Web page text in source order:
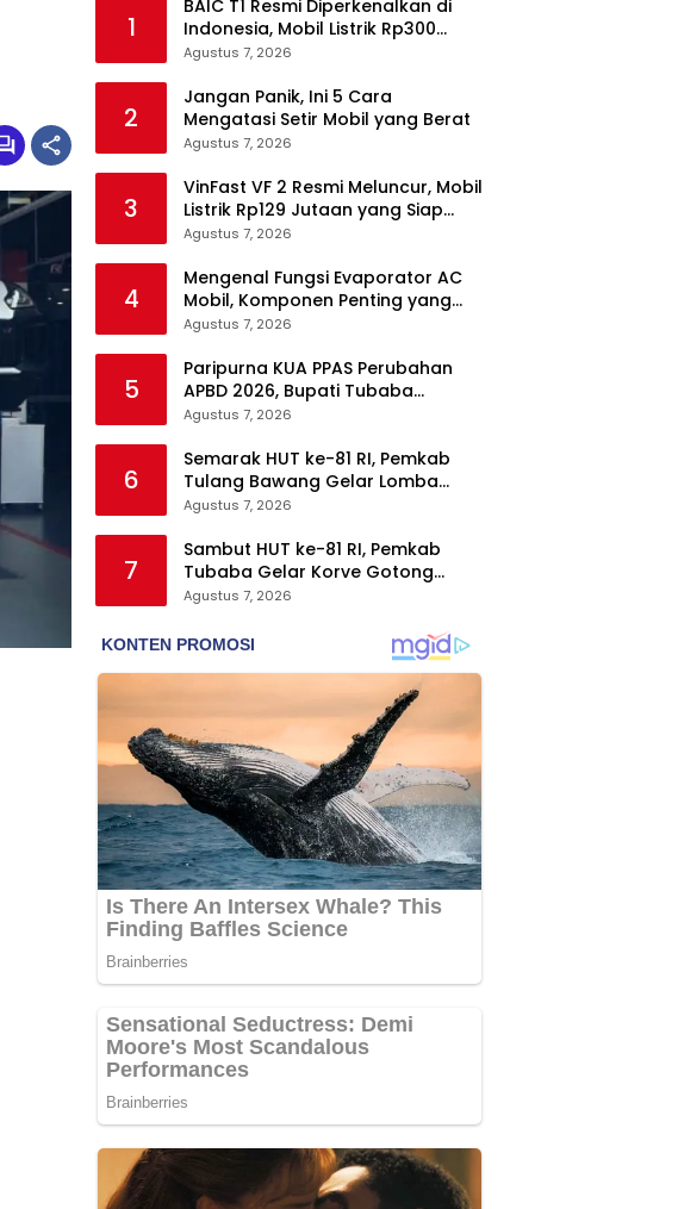
1
BAIC T1 Resmi Diperkenalkan di
Indonesia, Mobil Listrik Rp300
Jutaan Siap Ramaikan Pasar EV
Agustus 7, 2026
2
Jangan Panik, Ini 5 Cara
Mengatasi Setir Mobil yang Berat
Agustus 7, 2026
3
VinFast VF 2 Resmi Meluncur, Mobil
Listrik Rp129 Jutaan yang Siap
Jadi Alternatif Pengganti Motor
Agustus 7, 2026
4
Mengenal Fungsi Evaporator AC
Mobil, Komponen Penting yang
Sering Terlupakan
Agustus 7, 2026
5
Paripurna KUA PPAS Perubahan
APBD 2026, Bupati Tubaba
Targetkan Pendapatan Daerah
Agustus 7, 2026
6
Semarak HUT ke-81 RI, Pemkab
Tulang Bawang Gelar Lomba
Senam Udang Manis
Agustus 7, 2026
7
Sambut HUT ke-81 RI, Pemkab
Tubaba Gelar Korve Gotong
Royong dan Bersih-Bersih
Agustus 7, 2026